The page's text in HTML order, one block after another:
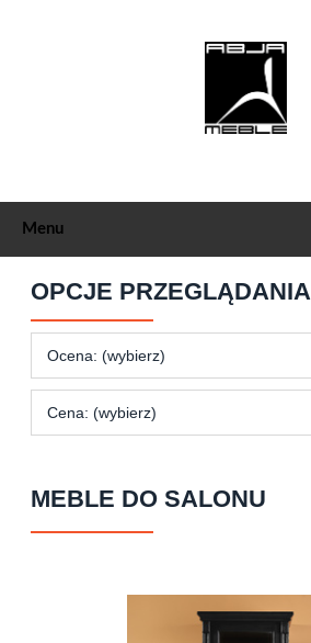
Menu
OPCJE PRZEGLĄDANIA
Ocena: (wybierz)
Cena: (wybierz)
MEBLE DO SALONU